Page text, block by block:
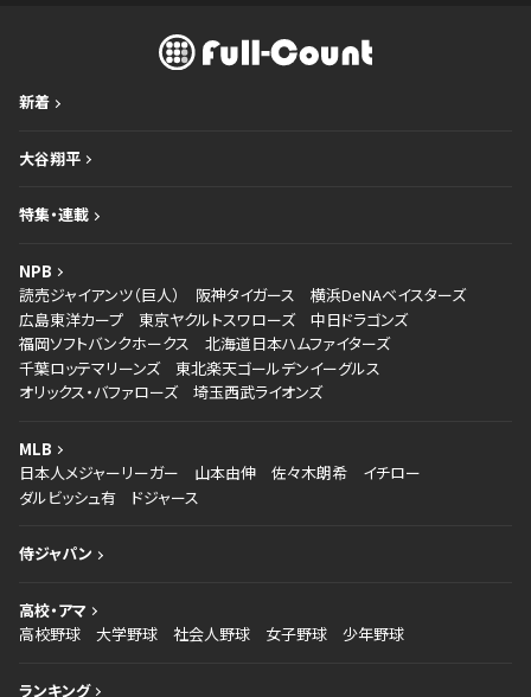
新着
大谷翔平
特集・連載
NPB
読売ジャイアンツ（巨人）
阪神タイガース
横浜DeNAベイスターズ
広島東洋カープ
東京ヤクルトスワローズ
中日ドラゴンズ
福岡ソフトバンクホークス
北海道日本ハムファイターズ
千葉ロッテマリーンズ
東北楽天ゴールデンイーグルス
オリックス・バファローズ
埼玉西武ライオンズ
MLB
日本人メジャーリーガー
山本由伸 佐々木朗希
イチロー
ダルビッシュ有
ドジャース
侍ジャパン
高校・アマ
高校野球
大学野球 社会人野球 女子野球 少年野球
ランキング